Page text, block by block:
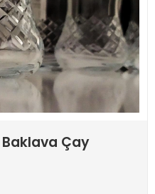
Çay